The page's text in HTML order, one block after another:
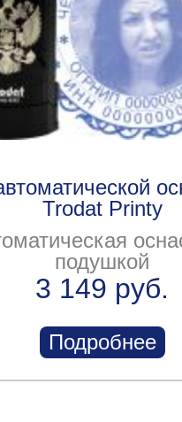
Trodat Printy
подушкой
3 149 руб.
Подробнее